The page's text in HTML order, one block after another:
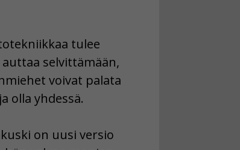
tulee
selvittämään,
voivat palata
olla yhdessä.
on uusi versio